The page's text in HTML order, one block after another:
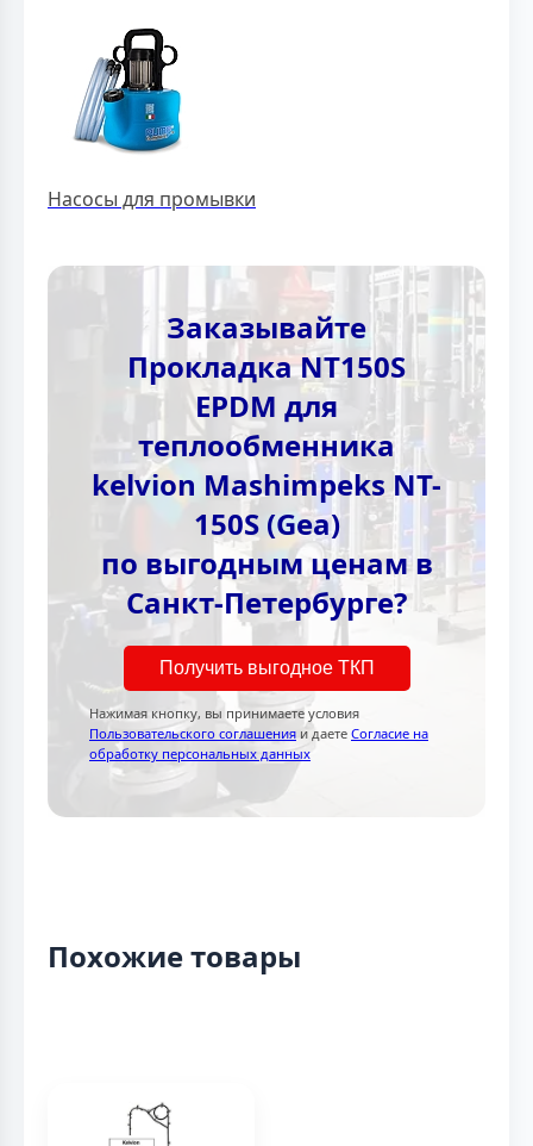
Насосы для промывки
Заказывайте
Прокладка NT150S
EPDM для
теплообменника
kelvion Mashimpeks NT-
150S (Gea)
по выгодным ценам в
Санкт-Петербурге?
Получить выгодное ТКП
Нажимая кнопку, вы принимаете условия
Пользовательского соглашения и даете Согласие на
обработку персональных данных
Похожие товары